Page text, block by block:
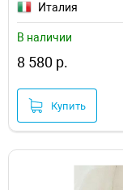
Италия
В наличии
8 580 р.
Купить